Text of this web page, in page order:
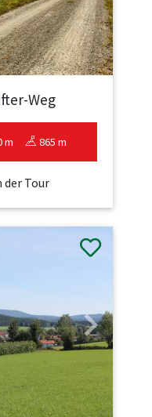
Weg
m 865 m
der Tour
Next